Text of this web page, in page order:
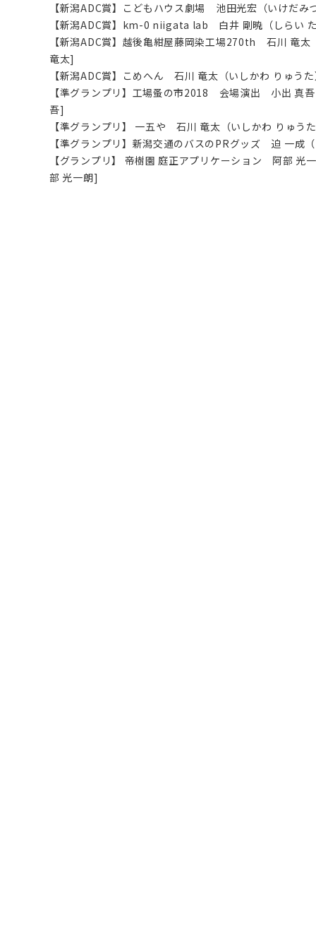
【新潟ADC賞】こどもハウス劇場 池田光宏（いけだ
【新潟ADC賞】km-0 niigata lab 白井 剛暁（しらい
【新潟ADC賞】越後亀紺屋藤岡染工場270th 石川 竜太
竜太]
【新潟ADC賞】こめへん 石川 竜太（いしかわ りゅう
【準グランプリ】工場蚤の市2018 会場演出 小出 真
吾]
【準グランプリ】 一五や 石川 竜太（いしかわ りゅう
【準グランプリ】新潟交通のバスのPRグッズ 迫 一成
【グランプリ】 帝樹園 庭正アプリケーション 阿部 光
部 光一朗]